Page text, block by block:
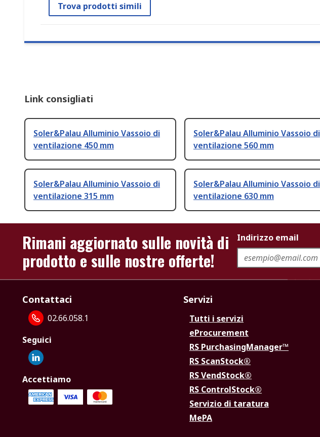
Trova prodotti simili
Link consigliati
Soler&Palau Alluminio Vassoio di
ventilazione 450 mm
Soler&Palau Alluminio Vassoio di
ventilazione 560 mm
Soler&Palau Alluminio Vassoio di
ventilazione 315 mm
Soler&Palau Alluminio Vassoio di
ventilazione 630 mm
Rimani aggiornato sulle novità di
prodotto e sulle nostre offerte!
Indirizzo email
Contattaci
02.66.058.1
Seguici
Accettiamo
Servizi
Tutti i servizi
eProcurement
RS PurchasingManager™
RS ScanStock®
RS VendStock®
RS ControlStock®
Servizio di taratura
MePA